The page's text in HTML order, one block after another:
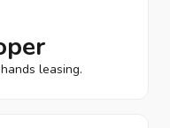
leasing.